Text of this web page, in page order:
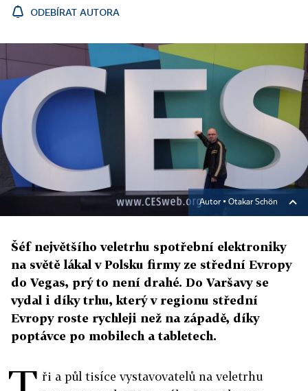
ODEBÍRAT AUTORA
Autor ▪ Otakar Schön
Šéf největšího veletrhu spotřební elektroniky
na světě lákal v Polsku firmy ze střední Evropy
do Vegas, prý to není drahé. Do Varšavy se
vydal i díky trhu, který v regionu střední
Evropy roste rychleji než na západě, díky
poptávce po mobilech a tabletech.
ři a půl tisíce vystavovatelů na veletrhu